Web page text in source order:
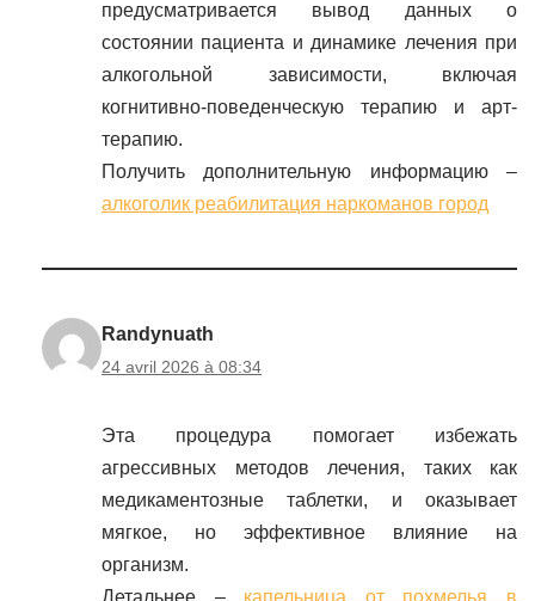
предусматривается вывод данных о
состоянии пациента и динамике лечения при
алкогольной зависимости, включая
когнитивно-поведенческую терапию и арт-
терапию.
Получить дополнительную информацию –
алкоголик реабилитация наркоманов город
Randynuath
24 avril 2026 à 08:34
Эта процедура помогает избежать
агрессивных методов лечения, таких как
медикаментозные таблетки, и оказывает
мягкое, но эффективное влияние на
организм.
Детальнее – капельница от похмелья в